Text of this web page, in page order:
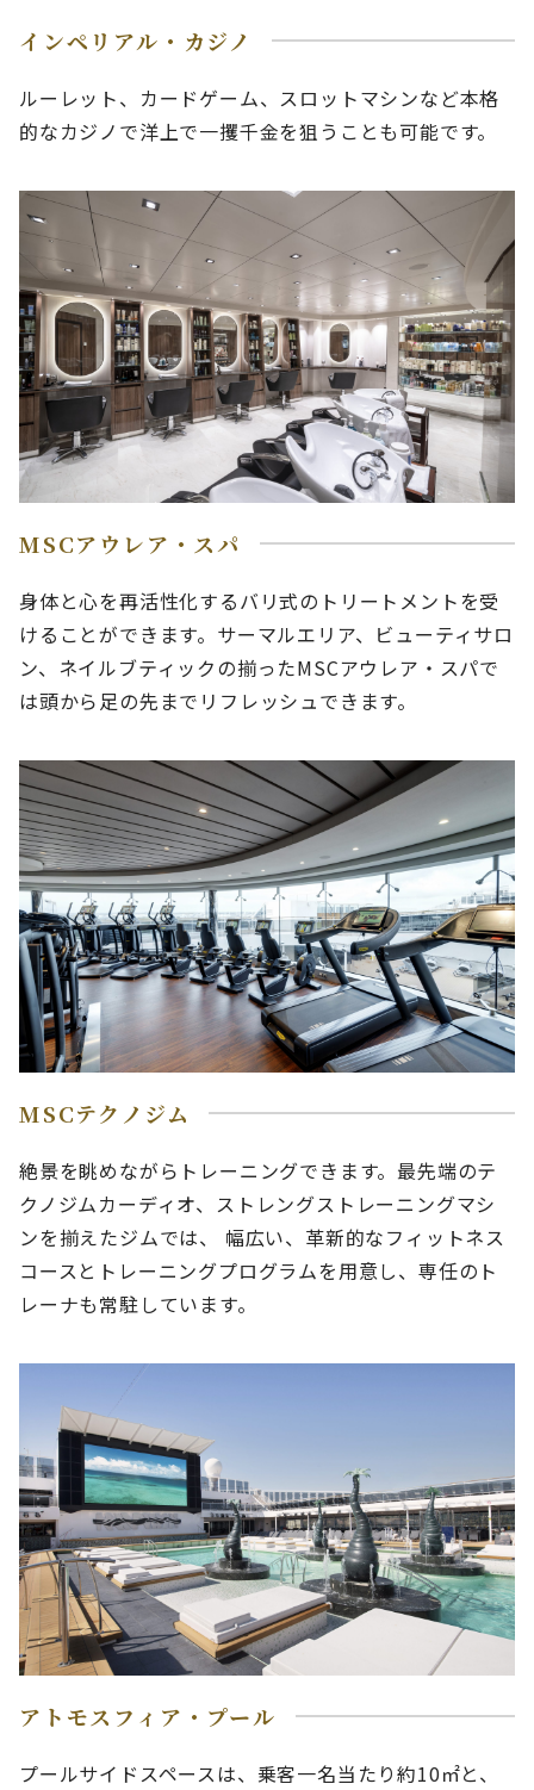
インペリアル・カジノ
ルーレット、カードゲーム、スロットマシンなど本格
的なカジノで洋上で一攫千金を狙うことも可能です。
MSCアウレア・スパ
身体と心を再活性化するバリ式のトリートメントを受
けることができます。サーマルエリア、ビューティサロ
ン、ネイルブティックの揃ったMSCアウレア・スパで
は頭から足の先までリフレッシュできます。
MSCテクノジム
絶景を眺めながらトレーニングできます。最先端のテ
クノジムカーディオ、ストレングストレーニングマシ
ンを揃えたジムでは、 幅広い、革新的なフィットネス
コースとトレーニングプログラムを用意し、専任のト
レーナも常駐しています。
アトモスフィア・プール
プールサイドスペースは、乗客一名当たり約10㎡と、